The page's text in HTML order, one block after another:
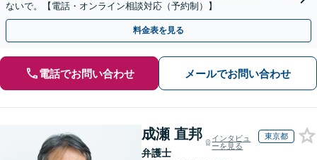
ないで。【電話・オンライン相談対応（予約制）】
料金表を見る
電話でお問い合わせ メールでお問い合わせ
成瀬 直邦
弁護士
インタビュ
ーを見る
東京都